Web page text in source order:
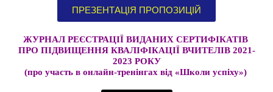
ПРЕЗЕНТАЦІЯ ПРОПОЗИЦІЙ
ЖУРНАЛ РЕЄСТРАЦІЇ ВИДАНИХ СЕРТИФІКАТІВ
ПРО ПІДВИЩЕННЯ КВАЛІФІКАЦІЇ ВЧИТЕЛІВ 2021-
2023 РОКУ
(про участь в онлайн-тренінгах від «Школи успіху»)